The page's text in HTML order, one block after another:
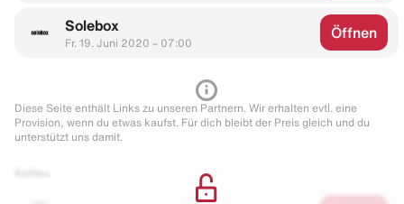
Solebox
Fr. 19. Juni 2020 – 07:00
Öffnen
Diese Seite enthält Links zu unseren Partnern. Wir erhalten evtl. eine
Provision, wenn du etwas kaufst. Für dich bleibt der Preis gleich und du
unterstützt uns damit.